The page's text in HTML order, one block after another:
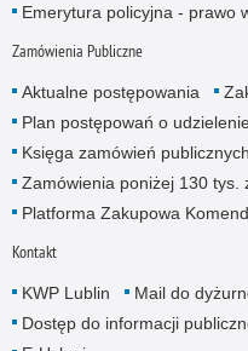
Emerytura policyjna - prawo
Zamówienia Publiczne
Aktualne postępowania
Plan postępowań o
Księga zamówień publicznych
Zamówienia poniżej 130 tys.
Platforma Zakupowa
Kontakt
KWP Lublin Mail do
Dostęp do informacji